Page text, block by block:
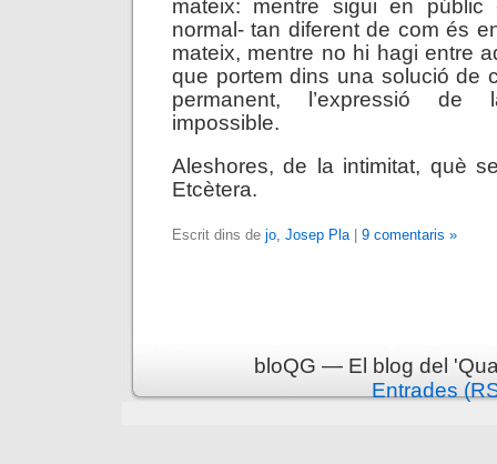
mateix: mentre sigui en públic
normal- tan diferent de com és
mateix, mentre no hi hagi entre
que portem dins una solució de
permanent, l’expressió
impossible.
Aleshores, de la intimitat, què
Etcètera.
Escrit dins de jo, Josep Pla| 9 comentaris »
bloQG — El blog del
Entrades